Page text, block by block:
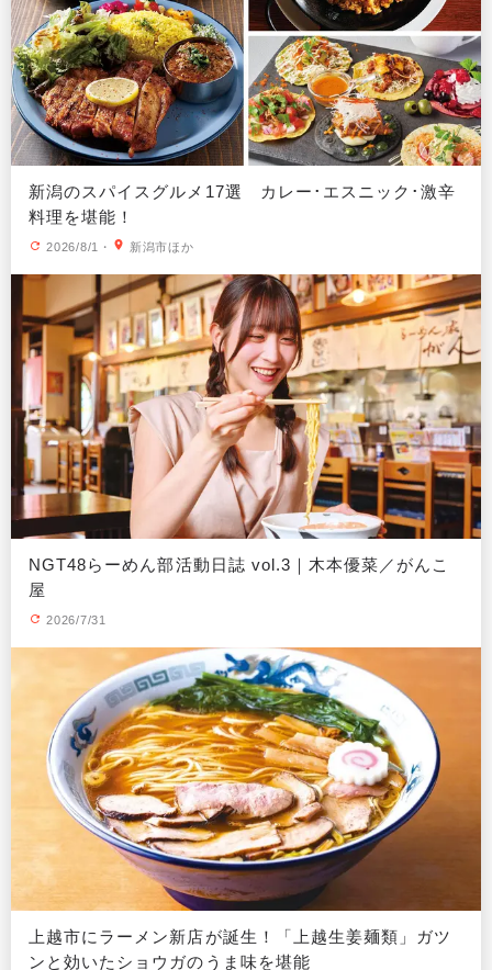
新潟のスパイスグルメ17選 カレー･エスニック･激辛
料理を堪能！
2026/8/1 ・ 新潟市ほか
NGT48らーめん部活動日誌 vol.3｜木本優菜／がんこ
屋
2026/7/31
上越市にラーメン新店が誕生！「上越生姜麺類」ガツ
ンと効いたショウガのうま味を堪能